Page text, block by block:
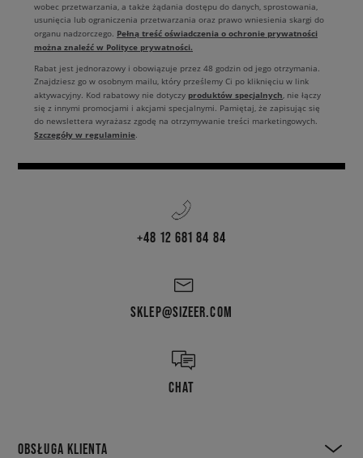
wobec przetwarzania, a także żądania dostępu do danych, sprostowania,
usunięcia lub ograniczenia przetwarzania oraz prawo wniesienia skargi do
organu nadzorczego. Pełną treść oświadczenia o ochronie prywatności
można znaleźć w Polityce prywatności.
Rabat jest jednorazowy i obowiązuje przez 48 godzin od jego otrzymania.
Znajdziesz go w osobnym mailu, który prześlemy Ci po kliknięciu w link
aktywacyjny. Kod rabatowy nie dotyczy produktów specjalnych, nie łączy
się z innymi promocjami i akcjami specjalnymi. Pamiętaj, że zapisując się
do newslettera wyrażasz zgodę na otrzymywanie treści marketingowych.
Szczegóły w regulaminie.
+48 12 681 84 84
SKLEP@SIZEER.COM
CHAT
OBSŁUGA KLIENTA